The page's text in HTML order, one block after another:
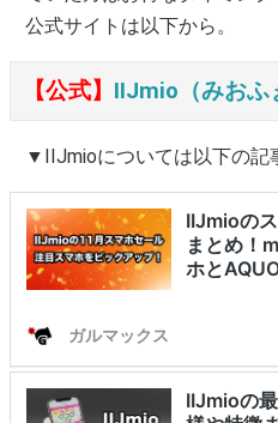
公式サイトは以下から。
【公式】 IIJmio（みおふ
▼IIJmioについては以下の記